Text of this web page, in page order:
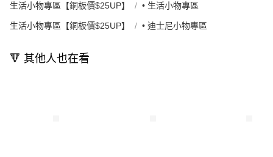
生活小物專區【銅板價$25UP】 • 生活小物專區
生活小物專區【銅板價$25UP】 • 迪士尼小物專區
🔻 其他人也在看